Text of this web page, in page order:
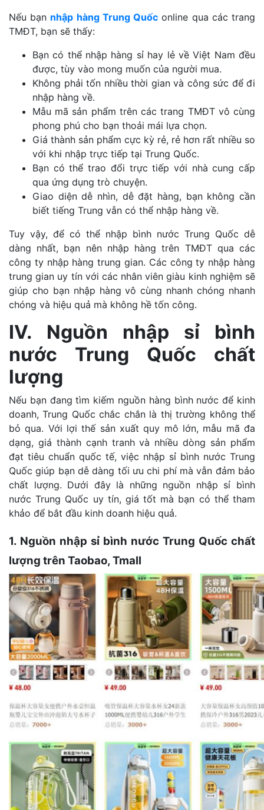
Nếu bạn nhập hàng Trung Quốc online qua các trang
TMĐT, bạn sẽ thấy:
Bạn có thể nhập hàng sỉ hay lẻ về Việt Nam đều
được, tùy vào mong muốn của người mua.
Không phải tốn nhiều thời gian và công sức để đi
nhập hàng về.
Mẫu mã sản phẩm trên các trang TMĐT vô cùng
phong phú cho bạn thoải mái lựa chọn.
Giá thành sản phẩm cực kỳ rẻ, rẻ hơn rất nhiều so
với khi nhập trực tiếp tại Trung Quốc.
Bạn có thể trao đổi trực tiếp với nhà cung cấp
qua ứng dụng trò chuyện.
Giao diện dễ nhìn, dễ đặt hàng, bạn không cần
biết tiếng Trung vẫn có thể nhập hàng về.
Tuy vậy, để có thể nhập bình nước Trung Quốc dễ
dàng nhất, bạn nên nhập hàng trên TMĐT qua các
công ty nhập hàng trung gian. Các công ty nhập hàng
trung gian uy tín với các nhân viên giàu kinh nghiệm sẽ
giúp cho bạn nhập hàng vô cùng nhanh chóng nhanh
chóng và hiệu quả mà không hề tốn công.
IV. Nguồn nhập sỉ bình
nước Trung Quốc chất
lượng
Nếu bạn đang tìm kiếm nguồn hàng bình nước để kinh
doanh, Trung Quốc chắc chắn là thị trường không thể
bỏ qua. Với lợi thế sản xuất quy mô lớn, mẫu mã đa
dạng, giá thành cạnh tranh và nhiều dòng sản phẩm
đạt tiêu chuẩn quốc tế, việc nhập sỉ bình nước Trung
Quốc giúp bạn dễ dàng tối ưu chi phí mà vẫn đảm bảo
chất lượng. Dưới đây là những nguồn nhập sỉ bình
nước Trung Quốc uy tín, giá tốt mà bạn có thể tham
khảo để bắt đầu kinh doanh hiệu quả.
1. Nguồn nhập sỉ bình nước Trung Quốc chất
lượng trên Taobao, Tmall